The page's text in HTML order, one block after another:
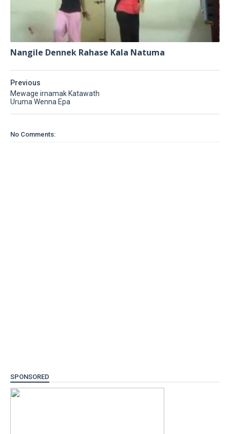
Nangile Dennek Rahase Kala Natuma
Previous
Mewage irnamak Katawath
Uruma Wenna Epa
No Comments:
SPONSORED